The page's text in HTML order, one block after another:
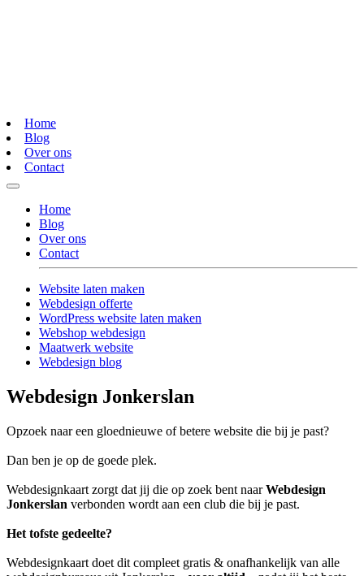
Home
Blog
Over ons
Contact
Home
Blog
Over ons
Contact
Website laten maken
Webdesign offerte
WordPress website laten maken
Webshop webdesign
Maatwerk website
Webdesign blog
Webdesign Jonkerslan
Opzoek naar een gloednieuwe of betere website die bij je past?
Dan ben je op de goede plek.
Webdesignkaart zorgt dat jij die op zoek bent naarWebdesign
Jonkerslan verbonden wordt aan een club die bij je past.
Het tofste gedeelte?
Webdesignkaart doet dit compleet gratis & onafhankelijk van alle